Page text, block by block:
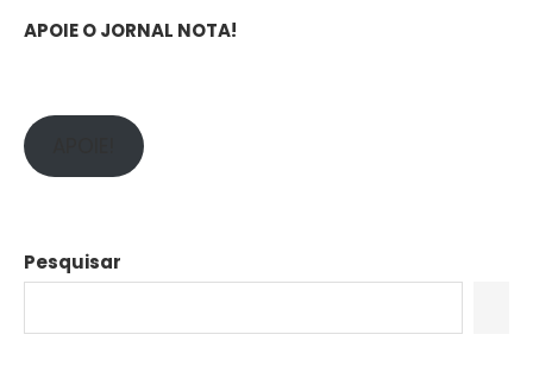
APOIE O JORNAL NOTA!
Pesquisar